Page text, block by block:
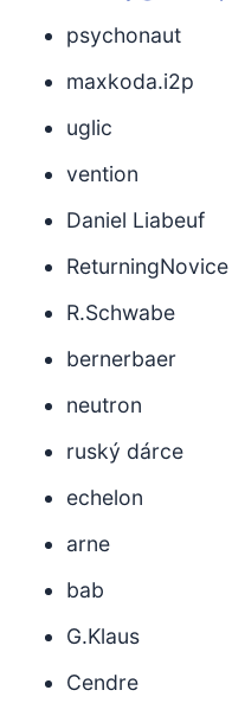
psychonaut
maxkoda.i2p
uglic
vention
Daniel Liabeuf
ReturningNovice
R.Schwabe
bernerbaer
neutron
ruský dárce
echelon
arne
bab
G.Klaus
Cendre